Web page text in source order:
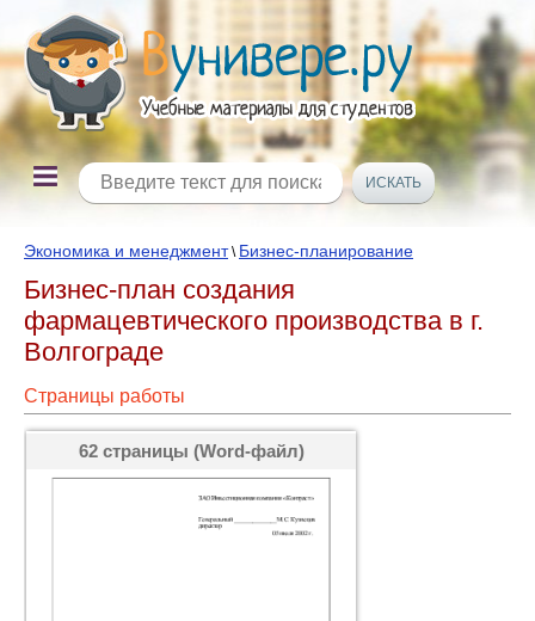
Экономика и менеджмент\ Бизнес-планирование
Бизнес-план cоздания
фармацевтического производства в г.
Волгограде
Страницы работы
62 страницы (Word-файл)